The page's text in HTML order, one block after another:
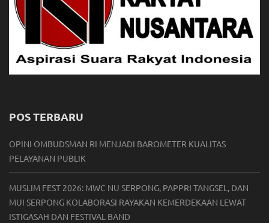
POS TERBARU
OPINI OMBUDSMAN RI MENJADI BAROMETER KUALITAS
PELAYANAN PUBLIK
MUSLIM FEST 2026: MWC NU SERPONG, PAPPRI TANGSEL, DAN
MUI SERPONG KOLABORASI RAYAKAN KEMERDEKAAN LEWAT
ISTIGASAH DAN FESTIVAL BAND